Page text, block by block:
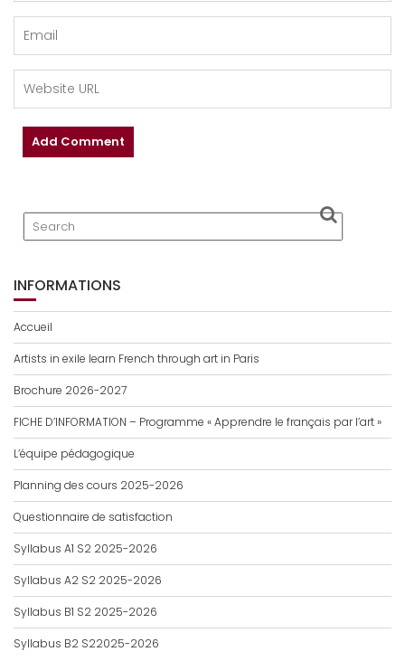
INFORMATIONS
Accueil
Artists in exile learn French through art in Paris
Brochure 2026-2027
FICHE D’INFORMATION – Programme « Apprendre le français par l’art »
L’équipe pédagogique
Planning des cours 2025-2026
Questionnaire de satisfaction
Syllabus A1 S2 2025-2026
Syllabus A2 S2 2025-2026
Syllabus B1 S2 2025-2026
Syllabus B2 S22025-2026